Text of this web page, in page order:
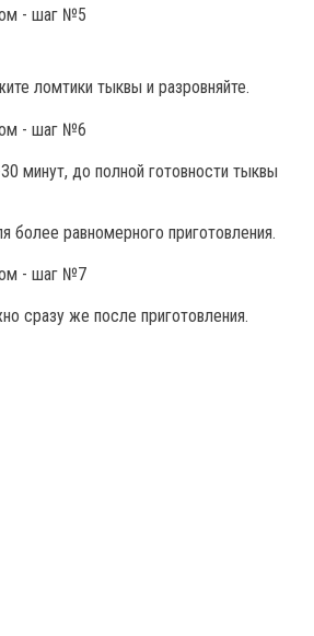
ломтики тыквы и разровняйте.
минут, до полной готовности тыквы
равномерного приготовления.
сразу же после приготовления.